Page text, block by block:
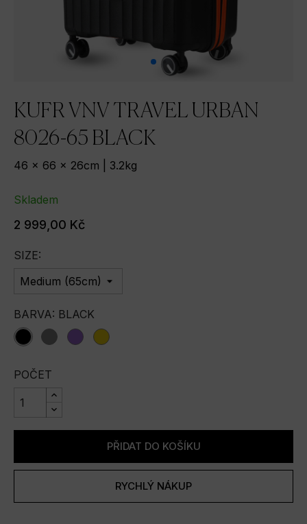
KUFR VNV TRAVEL URBAN
8026-65 BLACK
46 x 66 x 26cm | 3.2kg
Skladem
2 999,00 Kč
SIZE:
BARVA: BLACK
BlackGrey purpleyellow
POČET
PŘIDAT DO KOŠÍKU
RYCHLÝ NÁKUP